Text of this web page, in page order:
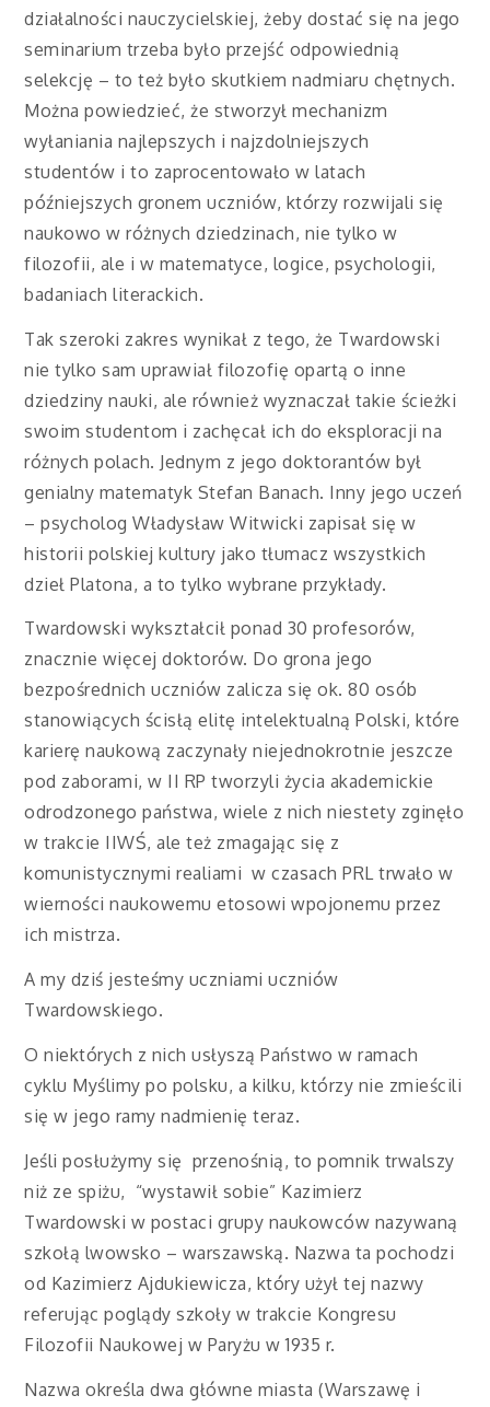
działalności nauczycielskiej, żeby dostać się na jego
seminarium trzeba było przejść odpowiednią
selekcję – to też było skutkiem nadmiaru chętnych.
Można powiedzieć, że stworzył mechanizm
wyłaniania najlepszych i najzdolniejszych
studentów i to zaprocentowało w latach
późniejszych gronem uczniów, którzy rozwijali się
naukowo w różnych dziedzinach, nie tylko w
filozofii, ale i w matematyce, logice, psychologii,
badaniach literackich.
Tak szeroki zakres wynikał z tego, że Twardowski
nie tylko sam uprawiał filozofię opartą o inne
dziedziny nauki, ale również wyznaczał takie ścieżki
swoim studentom i zachęcał ich do eksploracji na
różnych polach. Jednym z jego doktorantów był
genialny matematyk Stefan Banach. Inny jego uczeń
– psycholog Władysław Witwicki zapisał się w
historii polskiej kultury jako tłumacz wszystkich
dzieł Platona, a to tylko wybrane przykłady.
Twardowski wykształcił ponad 30 profesorów,
znacznie więcej doktorów. Do grona jego
bezpośrednich uczniów zalicza się ok. 80 osób
stanowiących ścisłą elitę intelektualną Polski, które
karierę naukową zaczynały niejednokrotnie jeszcze
pod zaborami, w II RP tworzyli życia akademickie
odrodzonego państwa, wiele z nich niestety zginęło
w trakcie IIWŚ, ale też zmagając się z
komunistycznymi realiami w czasach PRL trwało w
wierności naukowemu etosowi wpojonemu przez
ich mistrza.
A my dziś jesteśmy uczniami uczniów
Twardowskiego.
O niektórych z nich usłyszą Państwo w ramach
cyklu Myślimy po polsku, a kilku, którzy nie zmieścili
się w jego ramy nadmienię teraz.
Jeśli posłużymy się przenośnią, to pomnik trwalszy
niż ze spiżu, “wystawił sobie” Kazimierz
Twardowski w postaci grupy naukowców nazywaną
szkołą lwowsko – warszawską. Nazwa ta pochodzi
od Kazimierz Ajdukiewicza, który użył tej nazwy
referując poglądy szkoły w trakcie Kongresu
Filozofii Naukowej w Paryżu w 1935 r.
Nazwa określa dwa główne miasta (Warszawę i